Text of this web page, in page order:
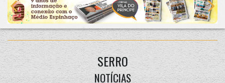
SERRO
NOTÍCIAS